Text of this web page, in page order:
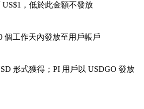
，低於此金額不發放
個工作天內發放至用戶帳戶
形式獲得；PI 用戶以 USDGO 發放